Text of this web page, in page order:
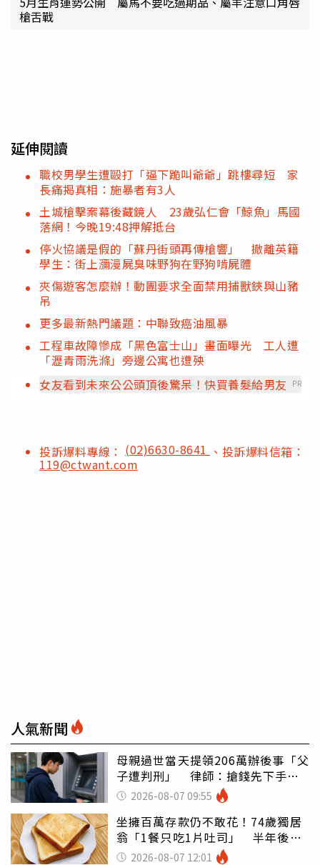
槍舌戰
延伸閱讀
職校男學生遭毆打「逼下跪叫爺爺」跳樓尋短 家
長痛揭真相：施暴者有3人
土城槍擊案幕後藏鏡人 23歲弘仁會「鯨魚」馬國
落網！今晚19:48押解抵台
停火協議是假的「蘇丹街頭再傳槍響」 撤離英籍
學生：街上瀰漫屍臭味野狗在野狗啃屍體
夾傷遊客怎麼辦！動團要求全面禁用捕獸鋏與山豬
吊
更多最新熱門議題：中聯致癌油風暴
工程車故障慘成「黑色富士山」畫面曝光 工人遭
「瀝青雨洗滌」旁邊公寓也遭殃
女友看到未來公公頭頂後驚呆！快買養髮給男友
PR
投訴爆料專線： (02)6630-8641 、投訴爆料信箱：
119@ctwant.com
人氣新聞
母親過世當天提領206萬辦後事「父
子遭判刑」 律師：搶錢先下手是
罪 2026-08-07 09:55
坐擁百萬存款仍不敢花！74歲獨居
翁「1餐只吃1片吐司」 半年後暴
瘦嚇壞女兒
2026-08-07 12:01